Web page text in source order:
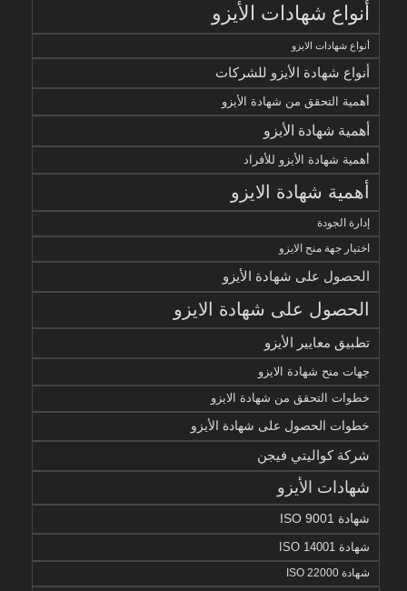
أنواع شهادات الأيزو
أنواع شهادات الايزو
أنواع شهادة الأيزو للشركات
أهمية التحقق من شهادة الأيزو
أهمية شهادة الأيزو
أهمية شهادة الأيزو للأفراد
أهمية شهادة الايزو
إدارة الجودة
اختيار جهة منح الايزو
الحصول على شهادة الأيزو
الحصول على شهادة الايزو
تطبيق معايير الأيزو
جهات منح شهادة الايزو
خطوات التحقق من شهادة الايزو
خطوات الحصول على شهادة الأيزو
شركة كواليتي فيجن
شهادات الأيزو
شهادة ISO 9001
شهادة ISO 14001
شهادة ISO 22000